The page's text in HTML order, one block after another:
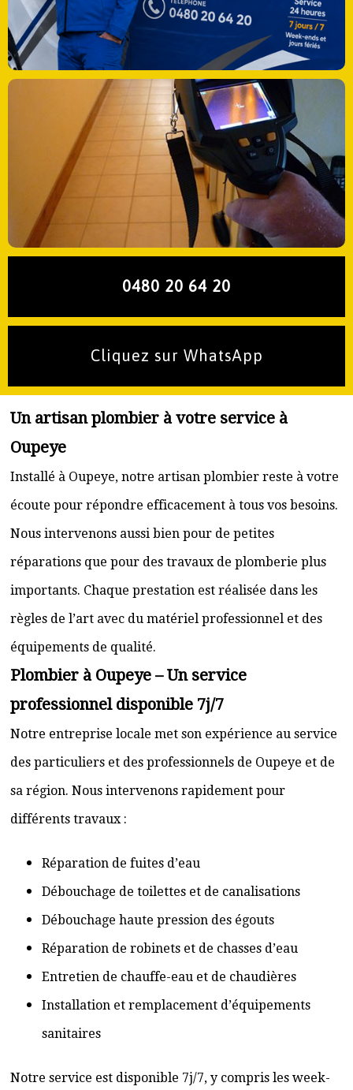
0480 20 64 20
Cliquez sur WhatsApp
Un artisan plombier à votre service à
Oupeye
Installé à Oupeye, notre artisan plombier reste à votre
écoute pour répondre efficacement à tous vos besoins.
Nous intervenons aussi bien pour de petites
réparations que pour des travaux de plomberie plus
importants. Chaque prestation est réalisée dans les
règles de l’art avec du matériel professionnel et des
équipements de qualité.
Plombier à Oupeye – Un service
professionnel disponible 7j/7
Notre entreprise locale met son expérience au service
des particuliers et des professionnels de Oupeye et de
sa région. Nous intervenons rapidement pour
différents travaux :
Réparation de fuites d’eau
Débouchage de toilettes et de canalisations
Débouchage haute pression des égouts
Réparation de robinets et de chasses d’eau
Entretien de chauffe-eau et de chaudières
Installation et remplacement d’équipements
sanitaires
Notre service est disponible 7j/7, y compris les week-